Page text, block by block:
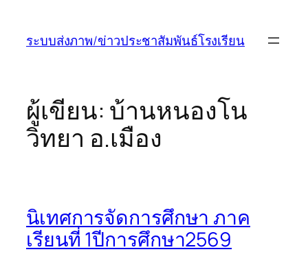
ระบบส่งภาพ/ข่าวประชาสัมพันธ์โรงเรียน
ผู้เขียน: บ้านหนองโน
วิทยา อ.เมือง
นิเทศการจัดการศึกษา ภาค
เรียนที่ 1ปีการศึกษา2569